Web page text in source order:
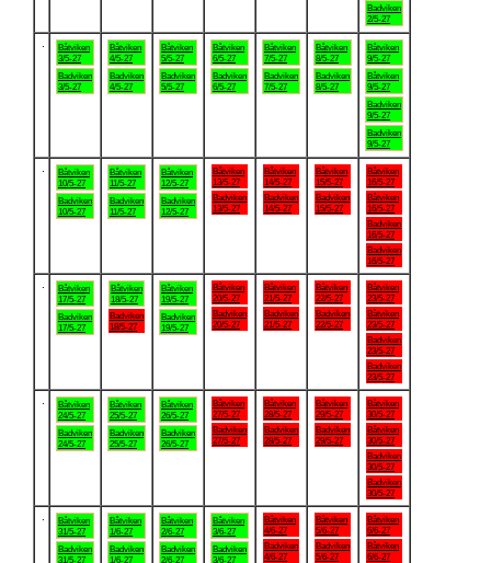
Badviken
2/5-27
Båtviken
3/5-27
Badviken
3/5-27
Båtviken
4/5-27
Badviken
4/5-27
Båtviken
5/5-27
Badviken
5/5-27
Båtviken
6/5-27
Badviken
6/5-27
Båtviken
7/5-27
Badviken
7/5-27
Båtviken
8/5-27
Badviken
8/5-27
Båtviken
9/5-27
Båtviken
9/5-27
Badviken
9/5-27
Badviken
9/5-27
Båtviken
10/5-27
Badviken
10/5-27
Båtviken
11/5-27
Badviken
11/5-27
Båtviken
12/5-27
Badviken
12/5-27
Båtviken
13/5-27
Badviken
13/5-27
Båtviken
14/5-27
Badviken
14/5-27
Båtviken
15/5-27
Badviken
15/5-27
Båtviken
16/5-27
Båtviken
16/5-27
Badviken
16/5-27
Badviken
16/5-27
Båtviken
17/5-27
Badviken
17/5-27
Båtviken
18/5-27
Badviken
18/5-27
Båtviken
19/5-27
Badviken
19/5-27
Båtviken
20/5-27
Badviken
20/5-27
Båtviken
21/5-27
Badviken
21/5-27
Båtviken
22/5-27
Badviken
22/5-27
Båtviken
23/5-27
Båtviken
23/5-27
Badviken
23/5-27
Badviken
23/5-27
Båtviken
24/5-27
Badviken
24/5-27
Båtviken
25/5-27
Badviken
25/5-27
Båtviken
26/5-27
Badviken
26/5-27
Båtviken
27/5-27
Badviken
27/5-27
Båtviken
28/5-27
Badviken
28/5-27
Båtviken
29/5-27
Badviken
29/5-27
Båtviken
30/5-27
Båtviken
30/5-27
Badviken
30/5-27
Badviken
30/5-27
Båtviken
31/5-27
Badviken
31/5-27
Båtviken
1/6-27
Badviken
1/6-27
Båtviken
2/6-27
Badviken
2/6-27
Båtviken
3/6-27
Badviken
3/6-27
Båtviken
4/6-27
Badviken
4/6-27
Båtviken
5/6-27
Badviken
5/6-27
Båtviken
6/6-27
Båtviken
6/6-27